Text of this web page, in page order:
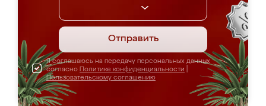
Отправить
Я соглашаюсь на передачу персональных данных
согласно Политике конфиденциальности
Пользовательскому соглашению